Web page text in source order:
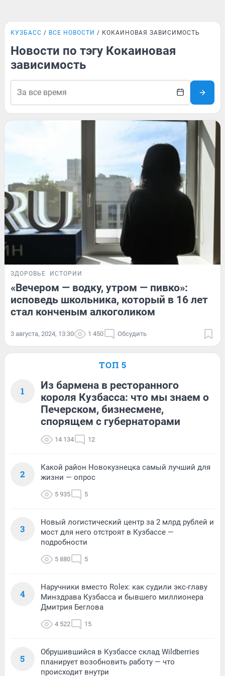
КУЗБАСС ВСЕ НОВОСТИ КОКАИНОВАЯ ЗАВИСИМОСТЬ
Новости по тэгу Кокаиновая
зависимость
ЗДОРОВЬЕ ИСТОРИИ
«Вечером — водку, утром — пивко»:
исповедь школьника, который в 16 лет
стал конченым алкоголиком
3 августа, 2024, 13:30 1 450 Обсудить
ТОП 5
1
Из бармена в ресторанного
короля Кузбасса: что мы знаем о
Печерском, бизнесмене,
спорящем с губернаторами
14 134 12
2
Какой район Новокузнецка самый лучший для
жизни — опрос
5 935 5
3
Новый логистический центр за 2 млрд рублей и
мост для него отстроят в Кузбассе —
подробности
5 880 5
4
Наручники вместо Rolex: как судили экс-главу
Минздрава Кузбасса и бывшего миллионера
Дмитрия Беглова
4 522 15
5
Обрушившийся в Кузбассе склад Wildberries
планирует возобновить работу — что
происходит внутри